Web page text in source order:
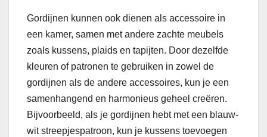
Gordijnen kunnen ook dienen als accessoire in
een kamer, samen met andere zachte meubels
zoals kussens, plaids en tapijten. Door dezelfde
kleuren of patronen te gebruiken in zowel de
gordijnen als de andere accessoires, kun je een
samenhangend en harmonieus geheel creëren.
Bijvoorbeeld, als je gordijnen hebt met een blauw-
wit streepjespatroon, kun je kussens toevoegen